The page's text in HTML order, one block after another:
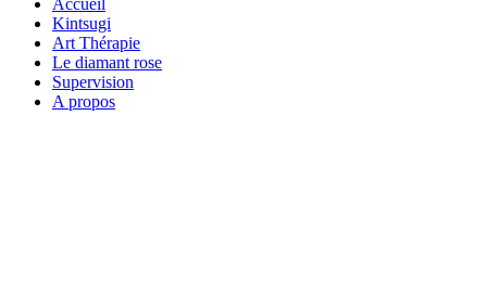
Accueil
Kintsugi
Art Thérapie
Le diamant rose
Supervision
A propos